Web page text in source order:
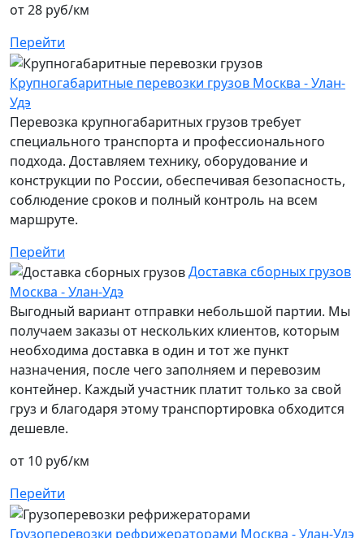
от 28 руб/км
Перейти
Крупногабаритные перевозки грузов Москва - Улан-
Удэ
Перевозка крупногабаритных грузов требует
специального транспорта и профессионального
подхода. Доставляем технику, оборудование и
конструкции по России, обеспечивая безопасность,
соблюдение сроков и полный контроль на всем
маршруте.
Перейти
Доставка сборных грузов
Москва - Улан-Удэ
Выгодный вариант отправки небольшой партии. Мы
получаем заказы от нескольких клиентов, которым
необходима доставка в один и тот же пункт
назначения, после чего заполняем и перевозим
контейнер. Каждый участник платит только за свой
груз и благодаря этому транспортировка обходится
дешевле.
от 10 руб/км
Перейти
Грузоперевозки рефрижераторами Москва - Улан-Удэ